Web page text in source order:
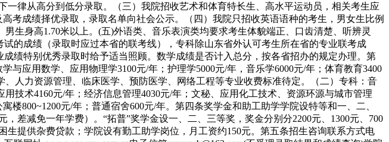
律从高分到低分录取。（三）我院招收艺术和体育特长生、高水平运动员，相关考生应
考成绩择优录取，录取名单向社会公示。（四）我院只招收英语语种的考生，男女生比例
生身高1.70米以上。(五)外语类、音乐表演类均要求考生体貌端正、口齿清楚、听辨灵
的成绩（录取时应过本省的联考线），专科除山东省外认可考生所在省的专业联考成
绩特别优秀录取时给予适当照顾。数学成绩是否计入总分，按各省招办的规定办理。第
应用数学、应用物理学3100元/年；护理学5000元/年，音乐学6000元/年；体育教育3400
人力资源管理、临床医学、预防医学、网络工程等专业收费标准待定。（二）专科：音
技术4160元/年；经济信息管理4030元/年；文秘、应用化工技术、资源环源与城市管理
800~1200元/年；普通宿舍600元/年。第四条奖学金和助工助学学院设特等和一、二、
差减免一年学费）。“拓普”奖学金设一、二、三等奖，奖金分别分2200元、1300元、700
提供杂费贷款；学院设有勤工助学岗位，月工资约150元。第五条招生咨询联系方式电